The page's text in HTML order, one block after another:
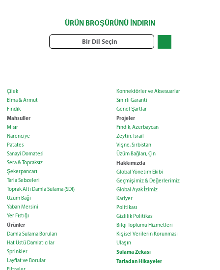
ÜRÜN BROŞÜRÜNÜ İNDIRIN
Bir Dil Seçin
Çilek
Elma & Armut
Fındık
Mahsuller
Mısır
Narenciye
Patates
Sanayi Domatesi
Sera & Topraksız
Şekerpancarı
Tarla Sebzeleri
Toprak Altı Damla Sulama (SDI)
Üzüm Bağı
Yaban Mersini
Yer Fıstığı
Ürünler
Damla Sulama Boruları
Hat Üstü Damlatıcılar
Sprinkler
Layflat ve Borular
Konnektörler ve Aksesuarlar
Sınırlı Garanti
Genel Şartlar
Projeler
Fındık, Azerbaycan
Zeytin, İsrail
Vişne, Sırbistan
Üzüm Bağları, Çin
Hakkımızda
Global Yönetim Ekibi
Geçmişimiz & Değerlerimiz
Global Ayak İzimiz
Kariyer
Politikası
Gizlilik Politikası
Bilgi Toplumu Hizmetleri
Kişisel Verilerin Korunması
Ulaşın
Sulama Zekası
Tarladan Hikayeler